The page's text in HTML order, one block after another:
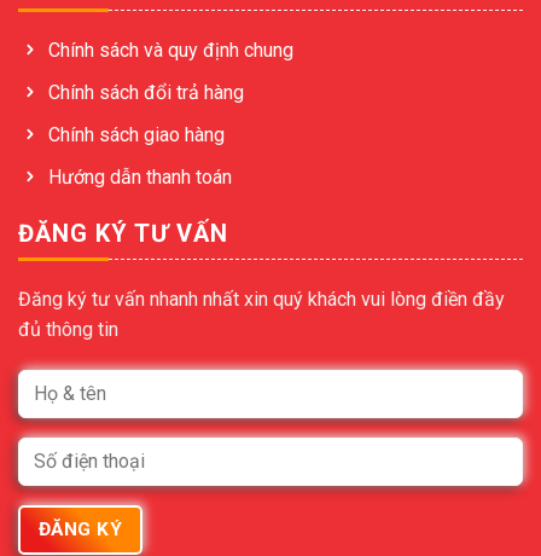
Chính sách và quy định chung
Chính sách đổi trả hàng
Chính sách giao hàng
Hướng dẫn thanh toán
ĐĂNG KÝ TƯ VẤN
Đăng ký tư vấn nhanh nhất xin quý khách vui lòng điền đầy
đủ thông tin